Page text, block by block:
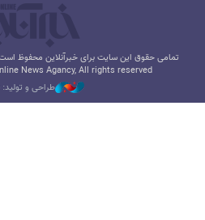
تمامی حقوق این سایت برای خبرآنلاین محفوظ
News Agancy, All rights reserved
طراحی و